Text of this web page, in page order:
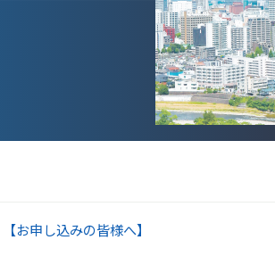
申し込みの皆様へ】